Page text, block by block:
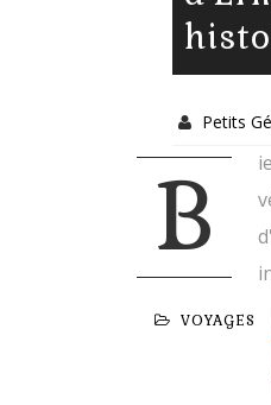
Petits
B
VOYAGES